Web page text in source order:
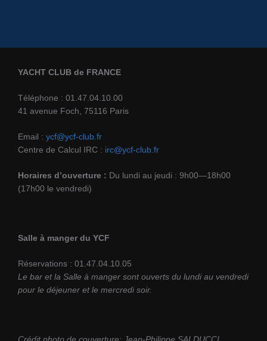
YACHT CLUB de FRANCE
Téléphone : 01.47.04.10.00
41 avenue Foch, 75116 Paris
Email : ycf@ycf-club.fr
Centre de Calcul IRC : irc@ycf-club.fr
Horaires d’ouverture : Du lundi au jeudi : 9h00—18h00
(17h00 le vendredi)
Salle à manger du YCF
Réservations : 01.47.04.10.05
Le bar et la Salle à manger sont ouverts du lundi au vendredi
pour le déjeuner et le mercredi soir.